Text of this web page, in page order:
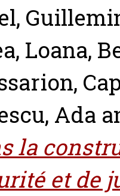
Loana,
,
Ada
la
et de